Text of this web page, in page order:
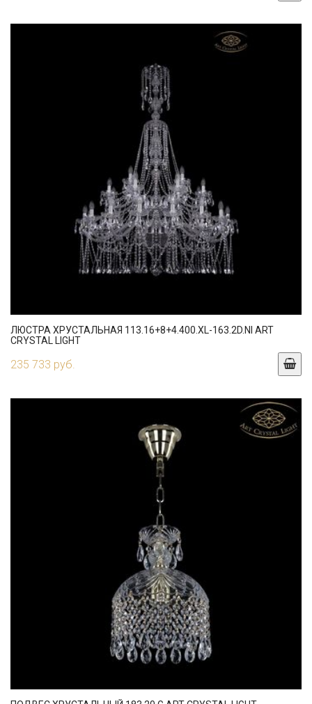
ЛЮСТРА ХРУСТАЛЬНАЯ 113.16+8+4.400.XL-163.2D.NI ART
CRYSTAL LIGHT
235 733 руб.